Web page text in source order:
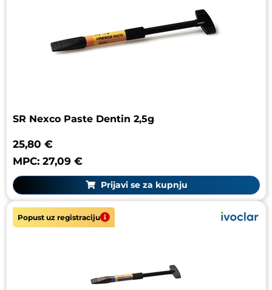
SR Nexco Paste Dentin 2,5g
25,80 €
MPC: 27,09 €
Prijavi se za kupnju
Popust uz registraciju